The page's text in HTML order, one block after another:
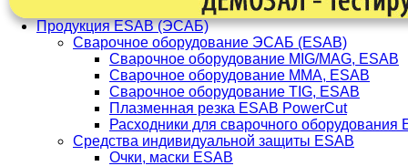
Продукция ESAB (ЭСАБ)
Сварочное оборудование ЭСАБ (ESAB)
Сварочное оборудование MIG/MAG, ESAB
Сварочное оборудование ММА, ESAB
Сварочное оборудование TIG, ESAB
Плазменная резка ESAB PowerCut
Расходники для сварочного оборудования
Средства индивидуальной защиты ESAB
Очки, маски ESAB